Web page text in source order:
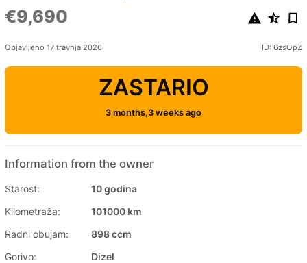
€9,690
Objavljeno 17 travnja 2026 ID: 6zsOpZ
ZASTARIO
3 months,3 weeks ago
Information from the owner
Starost:
10 godina
Kilometraža:
101000 km
Radni obujam:
898 ccm
Gorivo:
Dizel